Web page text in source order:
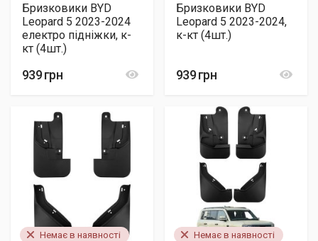
Бризковики BYD
Leopard 5 2023-2024
електро підніжки, к-
кт (4шт.)
939 грн
Бризковики BYD
Leopard 5 2023-2024,
к-кт (4шт.)
939 грн
Немає в наявності Немає в наявності